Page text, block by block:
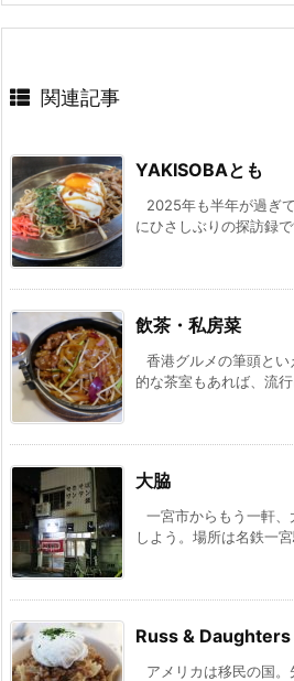
関連記事
YAKISOBAとも
2025年も半年が過ぎ
にひさしぶりの探訪録
飲茶・私房菜
香港グルメの筆頭と
的な茶室もあれば、流
大脇
一宮市からもう一軒
しよう。場所は名鉄一
Russ &
アメリカは移民の国